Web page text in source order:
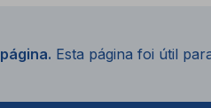
Esta página foi útil